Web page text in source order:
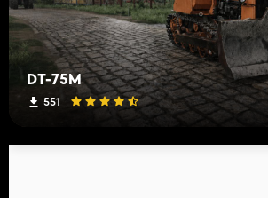
DT-75M
551